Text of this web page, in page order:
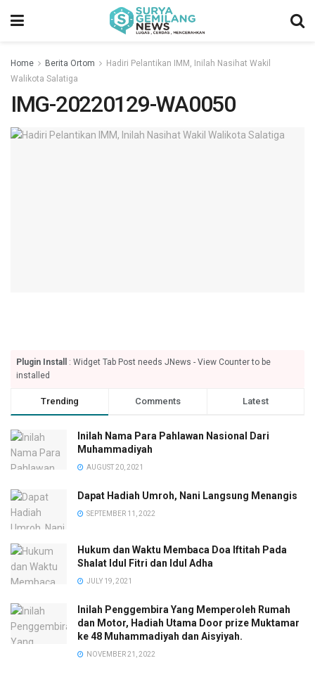
Home Berita Ortom
Hadiri Pelantikan IMM, Inilah Nasihat Wakil
Walikota Salatiga
IMG-20220129-WA0050
Plugin Install
: Widget Tab Post needs JNews - View Counter to be
installed
Trending Comments Latest
Inilah Nama Para Pahlawan Nasional Dari
Muhammadiyah
AUGUST 20, 2021
Dapat Hadiah Umroh, Nani Langsung Menangis
SEPTEMBER 11, 2022
Hukum dan Waktu Membaca Doa Iftitah Pada
Shalat Idul Fitri dan Idul Adha
JULY 19, 2021
Inilah Penggembira Yang Memperoleh Rumah
dan Motor, Hadiah Utama Door prize Muktamar
ke 48 Muhammadiyah dan Aisyiyah.
NOVEMBER 21, 2022